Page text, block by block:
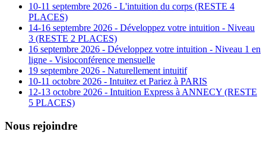
10-11 septembre 2026 - L'intuition du corps (RESTE 4
PLACES)
14-16 septembre 2026 - Développez votre intuition - Niveau
3 (RESTE 2 PLACES)
16 septembre 2026 - Développez votre intuition - Niveau 1 en
ligne - Visioconférence mensuelle
19 septembre 2026 - Naturellement intuitif
10-11 octobre 2026 - Intuitez et Pariez à PARIS
12-13 octobre 2026 - Intuition Express à ANNECY (RESTE
5 PLACES)
Nous rejoindre